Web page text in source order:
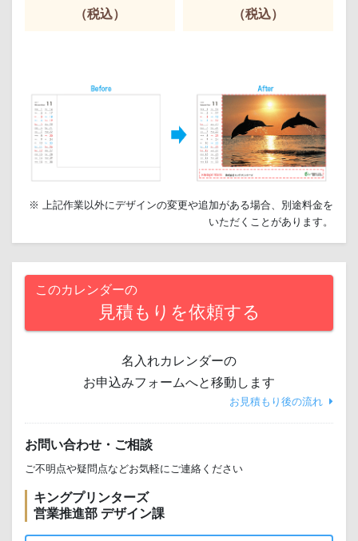
（税込）
（税込）
※ 上記作業以外にデザインの変更や追加がある場合、別途料金を
いただくことがあります。
このカレンダーの
見積もりを依頼する
名入れカレンダーの
お申込みフォームへと移動します
お見積もり後の流れ
お問い合わせ・ご相談
ご不明点や疑問点などお気軽にご連絡ください
キングプリンターズ
営業推進部 デザイン課